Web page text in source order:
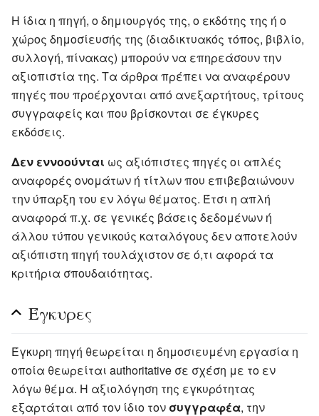
Η ίδια η πηγή, ο δημιουργός της, ο εκδότης της ή ο
χώρος δημοσίευσής της (διαδικτυακός τόπος, βιβλίο,
συλλογή, πίνακας) μπορούν να επηρεάσουν την
αξιοπιστία της. Τα άρθρα πρέπει να αναφέρουν
πηγές που προέρχονται από ανεξαρτήτους, τρίτους
συγγραφείς και που βρίσκονται σε έγκυρες
εκδόσεις.
Δεν εννοούνται ως αξιόπιστες πηγές οι απλές
αναφορές ονομάτων ή τίτλων που επιβεβαιώνουν
την ύπαρξη του εν λόγω θέματος. Έτσι η απλή
αναφορά π.χ. σε γενικές βάσεις δεδομένων ή
άλλου τύπου γενικούς καταλόγους δεν αποτελούν
αξιόπιστη πηγή τουλάχιστον σε ό,τι αφορά τα
κριτήρια σπουδαιότητας.
Έγκυρες
Έγκυρη πηγή θεωρείται η δημοσιευμένη εργασία η
οποία θεωρείται authoritative σε σχέση με το εν
λόγω θέμα. Η αξιολόγηση της εγκυρότητας
εξαρτάται από τον ίδιο τον συγγραφέα, την